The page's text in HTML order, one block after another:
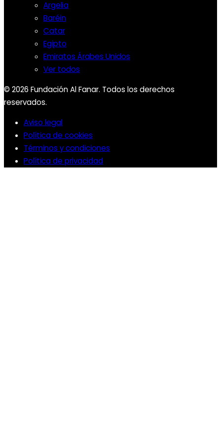
Argelia
Baréin
Catar
Egipto
Emiratos Árabes Unidos
Ver todos
© 2026 Fundación Al Fanar. Todos los derechos
reservados.
Aviso legal
Política de cookies
Términos y condiciones
Política de privacidad